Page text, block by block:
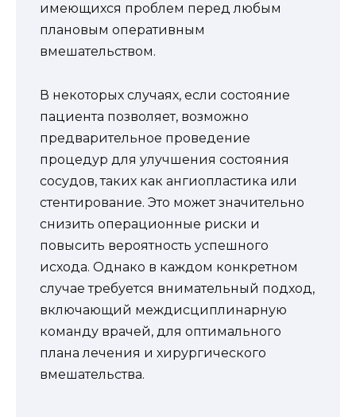
имеющихся проблем перед любым
плановым оперативным
вмешательством.
В некоторых случаях, если состояние
пациента позволяет, возможно
предварительное проведение
процедур для улучшения состояния
сосудов, таких как ангиопластика или
стентирование. Это может значительно
снизить операционные риски и
повысить вероятность успешного
исхода. Однако в каждом конкретном
случае требуется внимательный подход,
включающий междисциплинарную
команду врачей, для оптимального
плана лечения и хирургического
вмешательства.